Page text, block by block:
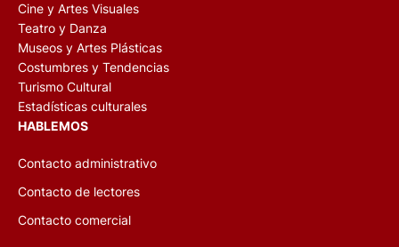
Cine y Artes Visuales
Teatro y Danza
Museos y Artes Plásticas
Costumbres y Tendencias
Turismo Cultural
Estadísticas culturales
HABLEMOS
Contacto administrativo
Contacto de lectores
Contacto comercial